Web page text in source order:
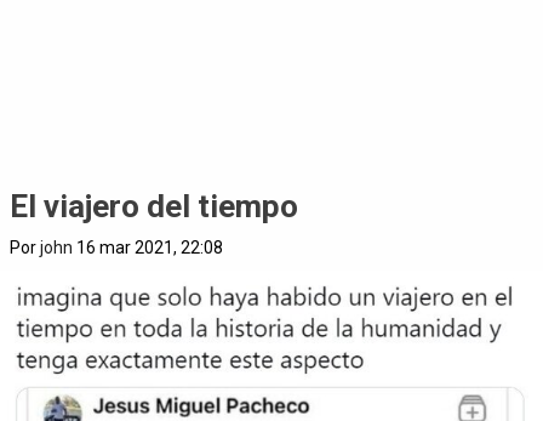
El viajero del tiempo
Porjohn 16 mar 2021, 22:08